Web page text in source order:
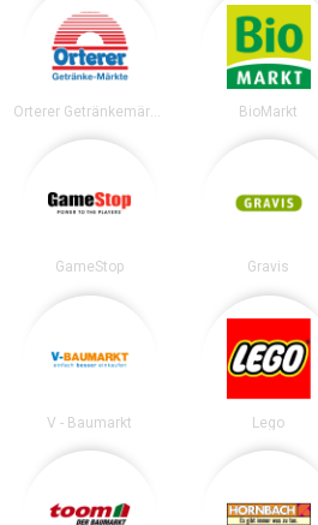
BioMarkt
GameStop Gravis
V - Baumarkt Lego